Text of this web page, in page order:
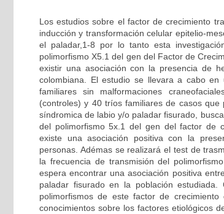
Los estudios sobre el factor de crecimiento
inducción y transformación celular epitelio-
el paladar,1-8 por lo tanto esta
polimorfismo X5.1 del gen del Factor de
existir una asociación con la presencia de
colombiana. El estudio se llevara a cabo
familiares sin malformaciones
(controles) y 40 tríos familiares de casos
síndromica de labio y/o paladar fisurado,
del polimorfismo 5x.1 del gen del factor de
existe una asociación positiva con la
personas. Adémas se realizará el test de
la frecuencia de transmisión del
espera encontrar una asociación positiva
paladar fisurado en la población
polimorfismos de este factor de
conocimientos sobre los factores etiológicos